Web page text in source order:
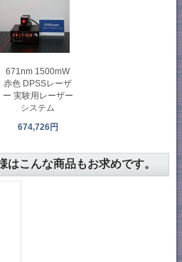
671nm 1500mW
赤色 DPSSレーザ
ー 実験用レーザー
システム
674,726円
はこんな商品もお求めです。